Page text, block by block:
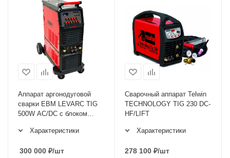
Аппарат аргонодуговой
сварки ЕВМ LEVARC TIG
500W AC/DC с блоком
промышленный
Характеристики
300 000 ₽/шт
Сварочный аппарат Telwin
TECHNOLOGY TIG 230 DC-
HF/LIFT
Характеристики
278 100 ₽/шт